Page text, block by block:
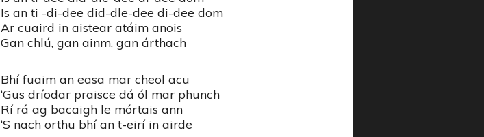
Is an ti -di-dee did-dle-dee di-dee dom
Ar cuaird in aistear atáim anois
Gan chlú, gan ainm, gan árthach
Bhí fuaim an easa mar cheol acu
‘Gus dríodar praisce dá ól mar phunch
Rí rá ag bacaigh le mórtais ann
‘S nach orthu bhí an t-eirí in airde